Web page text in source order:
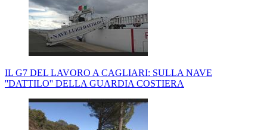
IL G7 DEL LAVORO A CAGLIARI: SULLA NAVE
''DATTILO'' DELLA GUARDIA COSTIERA